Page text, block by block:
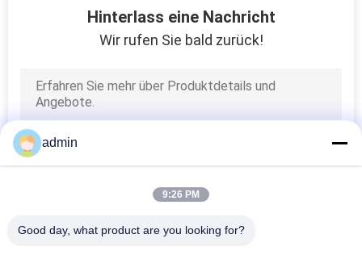
Hinterlass eine Nachricht
Wir rufen Sie bald zurück!
admin
9:26 PM
Good day, what product are you looking for?